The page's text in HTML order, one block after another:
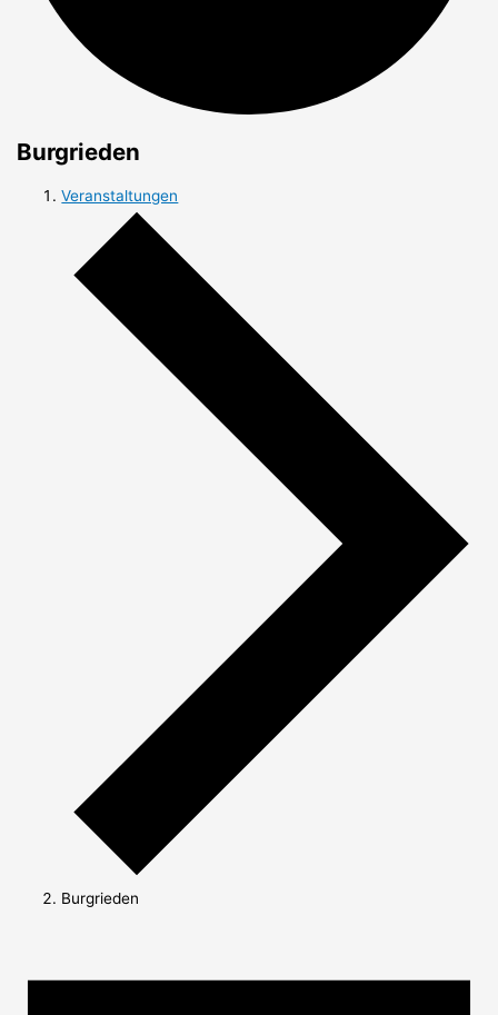
Burgrieden
Veranstaltungen
Burgrieden